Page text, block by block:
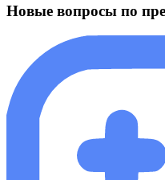
Новые вопросы по